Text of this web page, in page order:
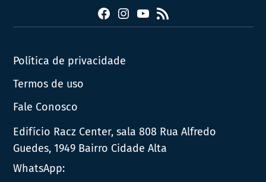
FacebookInstagram
YouTube
RSS
Política de privacidade
Termos de uso
Fale Conosco
Edifício Racz Center, sala 808 Rua Alfredo
Guedes, 1949 Bairro Cidade Alta
WhatsApp: